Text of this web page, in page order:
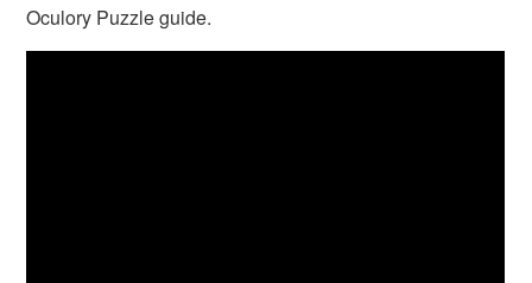
Oculory Puzzle guide.